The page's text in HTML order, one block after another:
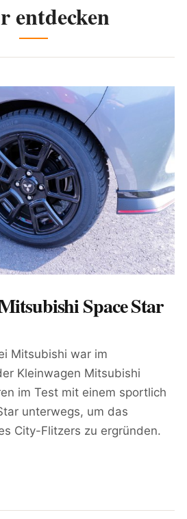
entdecken
Space Star
Mitsubishi war im
Kleinwagen Mitsubishi
im Test mit einem sportlich
unterwegs, um das
City-Flitzers zu ergründen.